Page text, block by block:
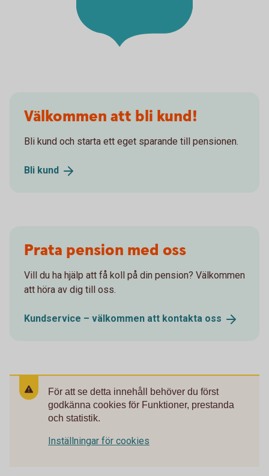
Välkommen att bli kund!
Bli kund och starta ett eget sparande till pensionen.
Bli kund
Prata pension med oss
Vill du ha hjälp att få koll på din pension? Välkommen
att höra av dig till oss.
Kundservice – välkommen att kontakta oss
För att se detta innehåll behöver du först
godkänna cookies för Funktioner, prestanda
och statistik.
Inställningar för cookies